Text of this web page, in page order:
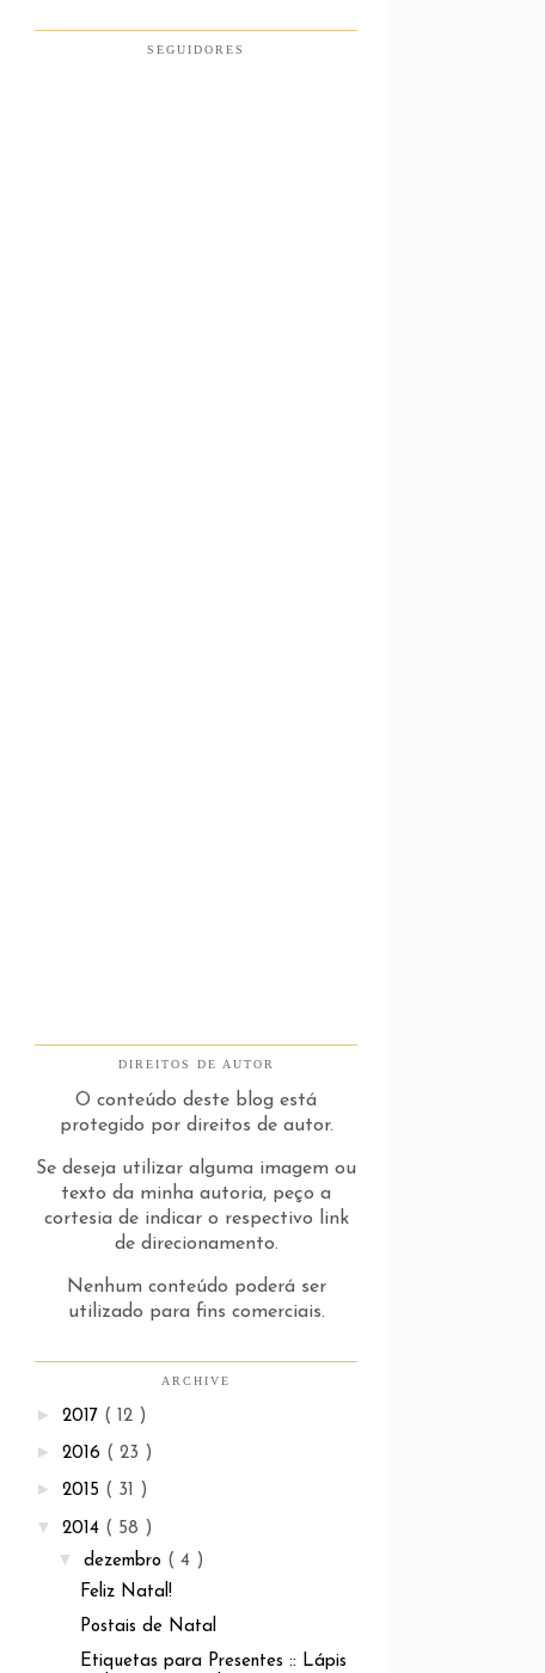
SEGUIDORES
DIREITOS DE AUTOR
O conteúdo deste blog está
protegido por direitos de autor.
Se deseja utilizar alguma imagem ou
texto da minha autoria, peço a
cortesia de indicar o respectivo link
de direcionamento.
Nenhum conteúdo poderá ser
utilizado para fins comerciais.
ARCHIVE
► 2017 ( 12 )
► 2016 ( 23 )
► 2015 ( 31 )
▼ 2014 ( 58 )
▼ dezembro ( 4 )
Feliz Natal!
Postais de Natal
Etiquetas para Presentes :: Lápis